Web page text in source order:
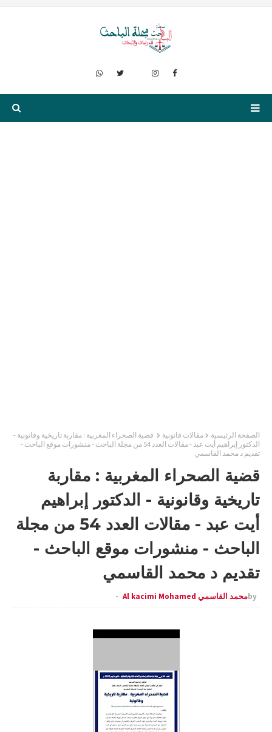
الصفحة الرئيسية مقالات قانونية
قضية الصحراء المغربية : مقاربة تاريخية وقانونية -
الدكتور إبراهيم أيت عبد - مقالات العدد 54 من مجلة الباحث - منشورات موقع الباحث -
تقديم د محمد القاسمي
قضية الصحراء المغربية : مقاربة
تاريخية وقانونية - الدكتور إبراهيم
أيت عبد - مقالات العدد 54 من مجلة
الباحث - منشورات موقع الباحث -
تقديم د محمد القاسمي
byمحمد القاسمي Al kacimi Mohamed